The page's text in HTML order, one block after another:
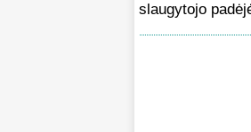
slaugytojo